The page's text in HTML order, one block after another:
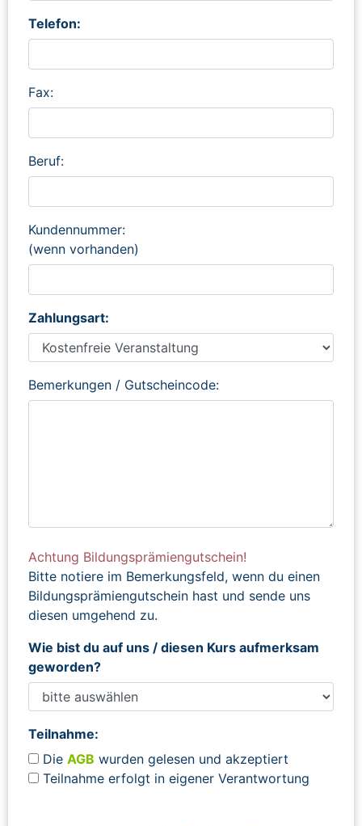
Telefon:
Fax:
Beruf:
Kundennummer:
(wenn vorhanden)
Zahlungsart:
Bemerkungen / Gutscheincode:
Achtung Bildungsprämiengutschein!
Bitte notiere im Bemerkungsfeld, wenn du einen
Bildungsprämiengutschein hast und sende uns
diesen umgehend zu.
Wie bist du auf uns / diesen Kurs aufmerksam
geworden?
Teilnahme:
Die AGB wurden gelesen und akzeptiert
Teilnahme erfolgt in eigener Verantwortung